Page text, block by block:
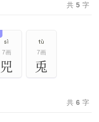
共 5 字
sì
7画
兕
tù
7画
兎
共 6 字